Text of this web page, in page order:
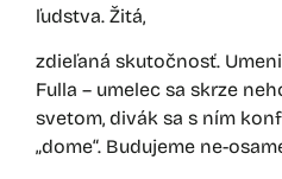
ľudstva. Žitá,
zdieľaná skutočnosť.
Fulla – umelec sa skrze
svetom, divák sa s ním
„dome“. Budujeme ne-